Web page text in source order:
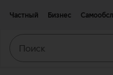
Частный
Бизнес